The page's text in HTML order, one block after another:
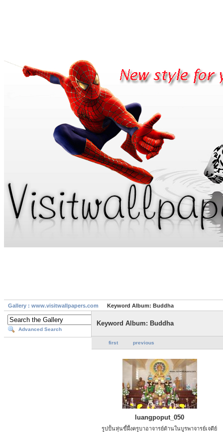
Gallery : www.visitwallpapers.com Keyword Album: Buddha
Advanced Search
Keyword Album: Buddha
first previous
luangpoput_050
รูปปั้นหุ่นขี้ผึ้งครูบาอาจารย์ด้านในบูรพาจารย์เจดีย์